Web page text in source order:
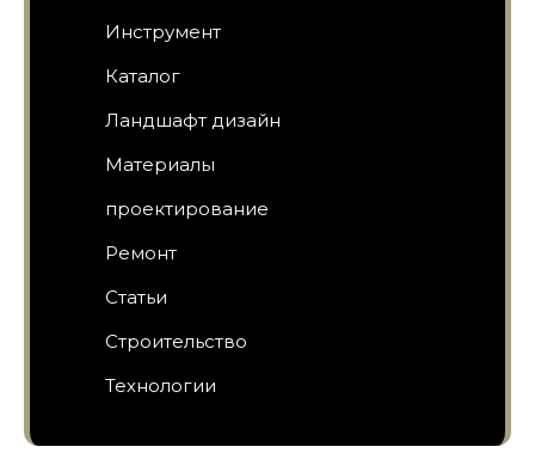
Инструмент
Каталог
Ландшафт дизайн
Материалы
проектирование
Ремонт
Статьи
Строительство
Технологии